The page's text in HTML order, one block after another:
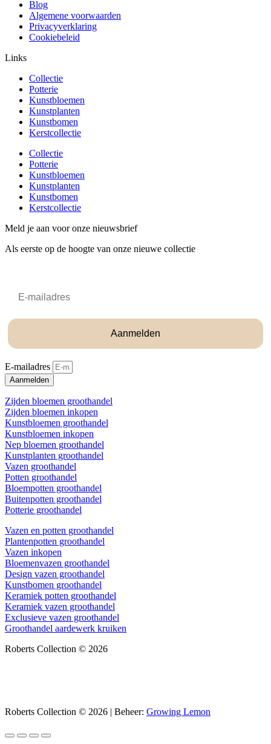
Blog
Algemene voorwaarden
Privacyverklaring
Cookiebeleid
Links
Collectie
Potterie
Kunstbloemen
Kunstplanten
Kunstbomen
Kerstcollectie
Collectie
Potterie
Kunstbloemen
Kunstplanten
Kunstbomen
Kerstcollectie
Meld je aan voor onze nieuwsbrief
Als eerste op de hoogte van onze nieuwe collectie
Aanmelden
E-mailadres
Aanmelden
Zijden bloemen groothandel
Zijden bloemen inkopen
Kunstbloemen groothandel
Kunstbloemen inkopen
Nep bloemen groothandel
Kunstplanten groothandel
Vazen groothandel
Potten groothandel
Bloempotten groothandel
Buitenpotten groothandel
Potterie groothandel
Vazen en potten groothandel
Plantenpotten groothandel
Vazen inkopen
Bloemenvazen groothandel
Design vazen groothandel
Kunstbomen groothandel
Keramiek potten groothandel
Keramiek vazen groothandel
Exclusieve vazen groothandel
Groothandel aardewerk kruiken
Roberts Collection © 2026
Roberts Collection © 2026 | Beheer: Growing Lemon